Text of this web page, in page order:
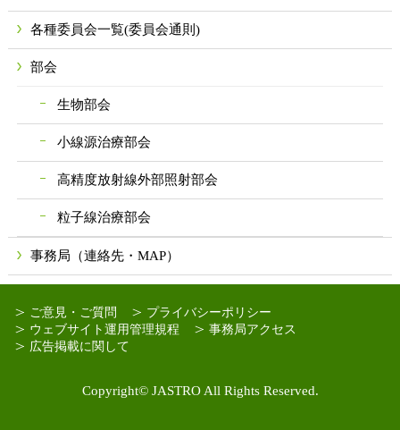
各種委員会一覧(委員会通則)
部会
生物部会
小線源治療部会
高精度放射線外部照射部会
粒子線治療部会
事務局（連絡先・MAP）
ご意見・ご質問
プライバシーポリシー
ウェブサイト運用管理規程
事務局アクセス
広告掲載に関して
Copyright© JASTRO All Rights Reserved.